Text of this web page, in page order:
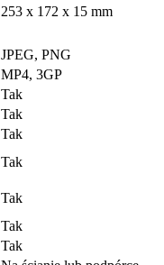
253 x 172 x 15 mm
JPEG, PNG
MP4, 3GP
Tak
Tak
Tak
Tak
Tak
Tak
Tak